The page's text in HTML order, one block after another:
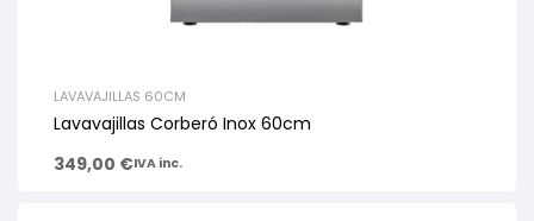
LAVAVAJILLAS 60CM
Lavavajillas Corberó Inox 60cm
349,00 €IVA inc.